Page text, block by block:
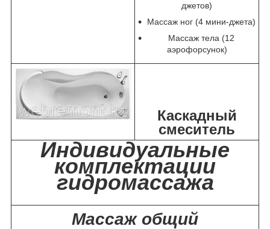
джетов)
Массаж ног (4 мини-джета)
Массаж тела (12
аэрофорсунок)
Каскадный
смеситель
Индивидуальные
комплектации
гидромассажа
Массаж общий